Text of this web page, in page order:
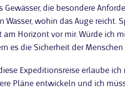
Gewässer, die besondere
Wasser, wohin das Auge reicht.
am Horizont vor mir. Würde ich
es die Sicherheit der
Expeditionsreise erlaube
Pläne entwickeln und ich